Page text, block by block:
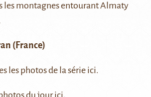
les montagnes entourantAlmaty
(France)
les photos de la série ici.